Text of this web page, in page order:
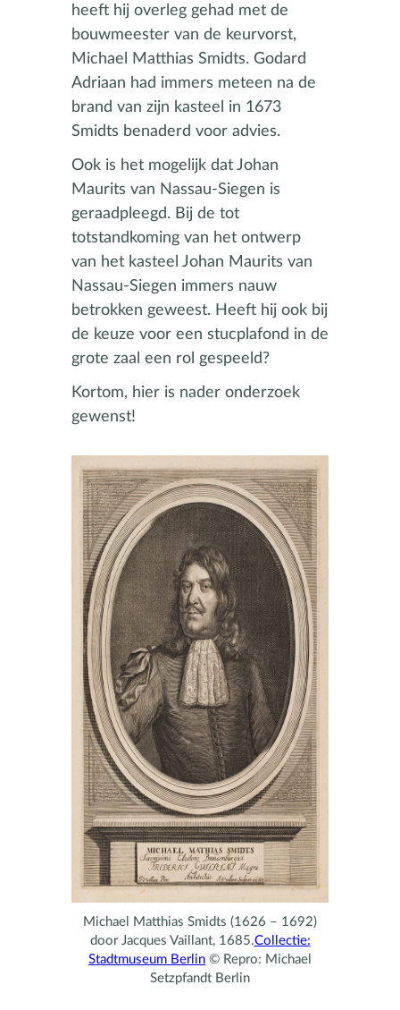
heeft hij overleg gehad met de
bouwmeester van de keurvorst,
Michael Matthias Smidts. Godard
Adriaan had immers meteen na de
brand van zijn kasteel in 1673
Smidts benaderd voor advies.
Ook is het mogelijk dat Johan
Maurits van Nassau-Siegen is
geraadpleegd. Bij de tot
totstandkoming van het ontwerp
van het kasteel Johan Maurits van
Nassau-Siegen immers nauw
betrokken geweest. Heeft hij ook bij
de keuze voor een stucplafond in de
grote zaal een rol gespeeld?
Kortom, hier is nader onderzoek
gewenst!
Michael Matthias Smidts (1626 – 1692)
door Jacques Vaillant, 1685.Collectie:
Stadtmuseum Berlin © Repro: Michael
Setzpfandt Berlin